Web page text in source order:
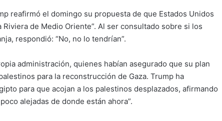
reafirmó el domingo su propuesta de que Estados Unidos
de Medio Oriente”. Al ser consultado sobre si los
respondió: “No, no lo tendrían”.
administración, quienes habían asegurado que su plan
para la reconstrucción de Gaza. Trump ha
para que acojan a los palestinos desplazados, afirmando
alejadas de donde están ahora”.